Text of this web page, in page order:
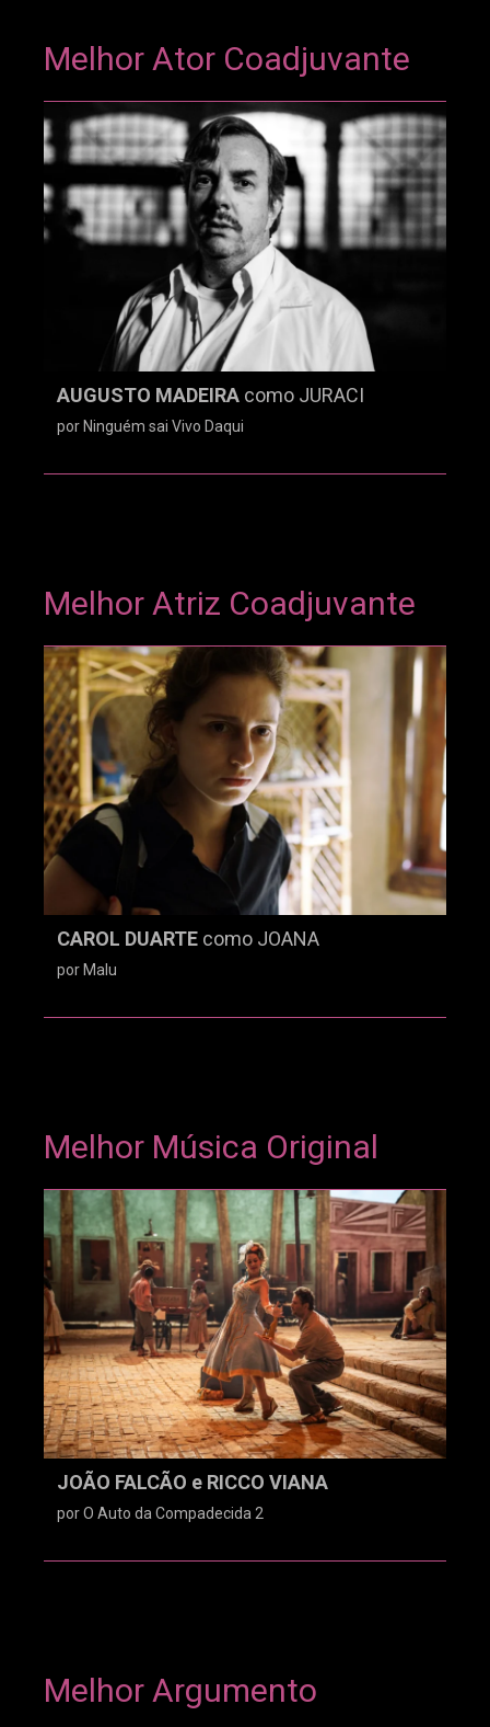
Melhor Ator Coadjuvante
AUGUSTO MADEIRA como JURACI
por Ninguém sai Vivo Daqui
Melhor Atriz Coadjuvante
CAROL DUARTE como JOANA
por Malu
Melhor Música Original
JOÃO FALCÃO e RICCO VIANA
por O Auto da Compadecida 2
Melhor Argumento